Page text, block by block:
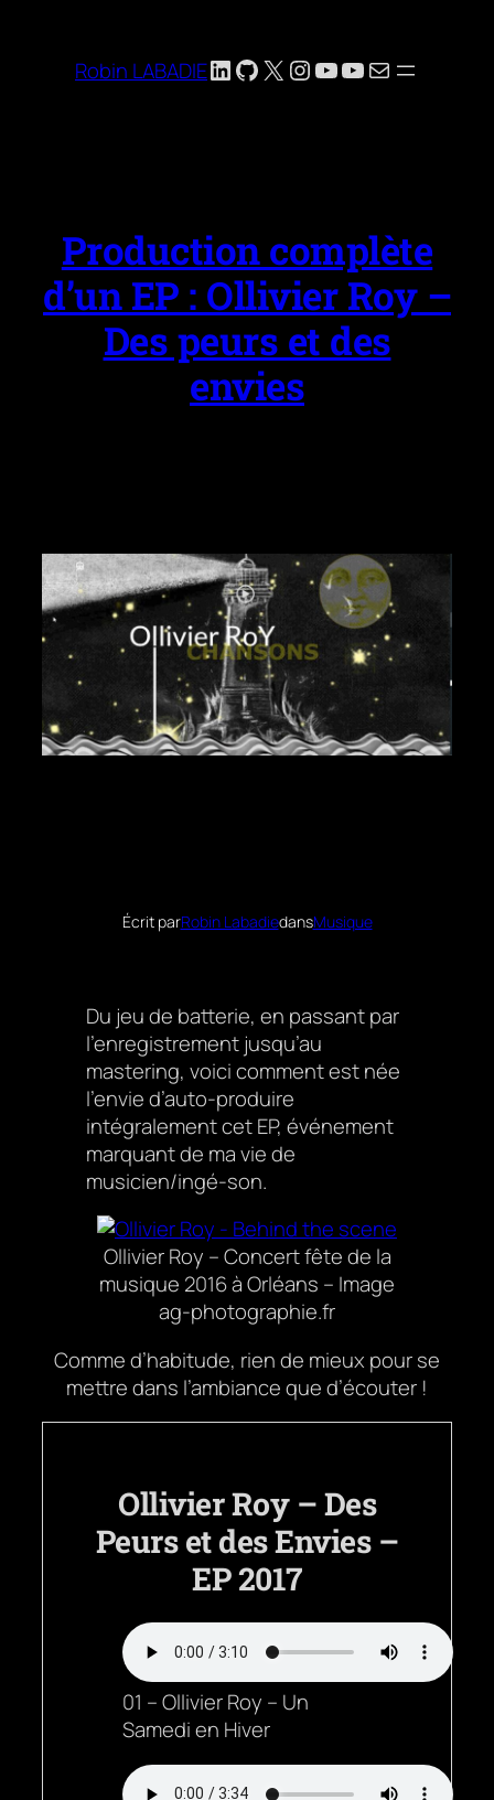
contenuRobin LABADIELinkedIn
GitHub
X Instagram
YouTube
YouTube
E-mail
Production complète
d’un EP : Ollivier Roy –
Des peurs et des
envies
Écrit parRobin LabadiedansMusique
Du jeu de batterie, en passant par
l’enregistrement jusqu’au
mastering, voici comment est née
l’envie d’auto-produire
intégralement cet EP, événement
marquant de ma vie de
musicien/ingé-son.
Ollivier Roy – Concert fête de la
musique 2016 à Orléans – Image
ag-photographie.fr
Comme d’habitude, rien de mieux pour se
mettre dans l’ambiance que d’écouter !
Ollivier Roy – Des
Peurs et des Envies –
EP 2017
01 – Ollivier Roy – Un
Samedi en Hiver